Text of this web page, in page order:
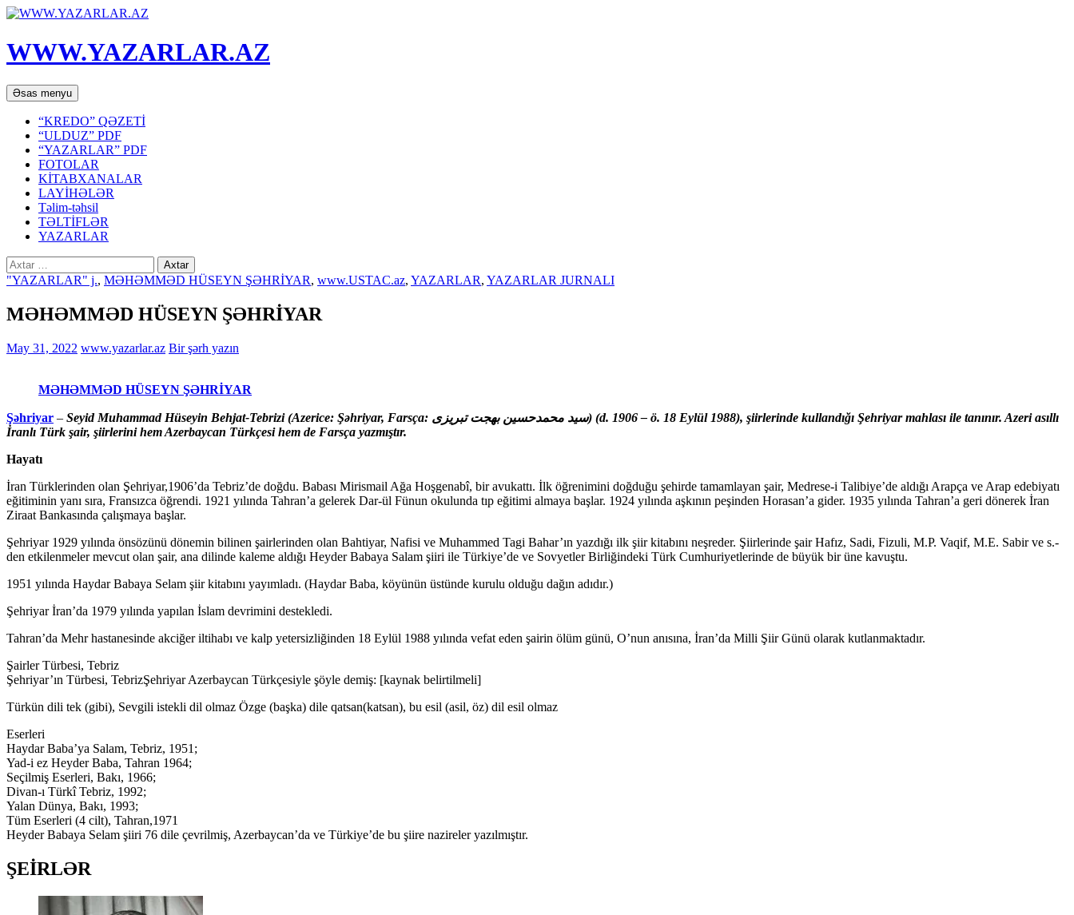
WWW.YAZARLAR.AZ
Axtar
Əsas menyu Mühtəviyyata
keç
“KREDO” QƏZETİ
“ULDUZ” PDF
“YAZARLAR” PDF
FOTOLAR
KİTABXANALAR
LAYİHƏLƏR
Təlim-təhsil
TƏLTİFLƏR
YAZARLAR
Axtarış:
"YAZARLAR" j., MƏHƏMMƏD HÜSEYN ŞƏHRİYAR, www.USTAC.az, YAZARLAR, YAZARLAR JURNALI
MƏHƏMMƏD HÜSEYN ŞƏHRİYAR
May 31, 2022 www.yazarlar.az Bir şərh yazın
MƏHƏMMƏD HÜSEYN ŞƏHRİYAR
Şəhriyar – Seyid Muhammad Hüseyin Behjat-Tebrizi (Azerice: Şəhriyar, Farsça: سید محمدحسین بهجت تبریزی) (d. 1906 – ö. 18 Eylül 1988), şiirlerinde kullandığı Şehriyar mahlası ile tanınır. Azeri asıllı
İranlı Türk şair, şiirlerini hem Azerbaycan Türkçesi hem de Farsça yazmıştır.
Hayatı
İran Türklerinden olan Şehriyar,1906’da Tebriz’de doğdu. Babası Mirismail Ağa Hoşgenabî, bir avukattı. İlk öğrenimini doğduğu şehirde tamamlayan şair, Medrese-i Talibiye’de aldığı Arapça ve Arap edebiyatı
eğitiminin yanı sıra, Fransızca öğrendi. 1921 yılında Tahran’a gelerek Dar-ül Fünun okulunda tıp eğitimi almaya başlar. 1924 yılında aşkının peşinden Horasan’a gider. 1935 yılında Tahran’a geri dönerek İran
Ziraat Bankasında çalışmaya başlar.
Şehriyar 1929 yılında önsözünü dönemin bilinen şairlerinden olan Bahtiyar, Nafisi ve Muhammed Tagi Bahar’ın yazdığı ilk şiir kitabını neşreder. Şiirlerinde şair Hafız, Sadi, Fizuli, M.P. Vaqif, M.E. Sabir ve s.-
den etkilenmeler mevcut olan şair, ana dilinde kaleme aldığı Heyder Babaya Salam şiiri ile Türkiye’de ve Sovyetler Birliğindeki Türk Cumhuriyetlerinde de büyük bir üne kavuştu.
1951 yılında Haydar Babaya Selam şiir kitabını yayımladı. (Haydar Baba, köyünün üstünde kurulu olduğu dağın adıdır.)
Şehriyar İran’da 1979 yılında yapılan İslam devrimini destekledi.
Tahran’da Mehr hastanesinde akciğer iltihabı ve kalp yetersizliğinden 18 Eylül 1988 yılında vefat eden şairin ölüm günü, O’nun anısına, İran’da Milli Şiir Günü olarak kutlanmaktadır.
Şairler Türbesi, Tebriz
Şehriyar’ın Türbesi, TebrizŞehriyar Azerbaycan Türkçesiyle şöyle demiş: [kaynak belirtilmeli]
Türkün dili tek (gibi), Sevgili istekli dil olmaz Özge (başka) dile qatsan(katsan), bu esil (asil, öz) dil esil olmaz
Eserleri
Haydar Baba’ya Salam, Tebriz, 1951;
Yad-i ez Heyder Baba, Tahran 1964;
Seçilmiş Eserleri, Bakı, 1966;
Divan-ı Türkî Tebriz, 1992;
Yalan Dünya, Bakı, 1993;
Tüm Eserleri (4 cilt), Tahran,1971
Heyder Babaya Selam şiiri 76 dile çevrilmiş, Azerbaycan’da ve Türkiye’de bu şiire nazireler yazılmıştır.
ŞEİRLƏR